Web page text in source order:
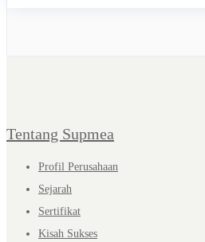
Tentang Supmea
Profil Perusahaan
Sejarah
Sertifikat
Kisah Sukses